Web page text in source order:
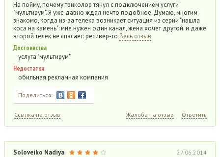
Не пойму, почему триколор тянул с подключением услуги
"мультирум". Я уже давно ждал нечто подобное. Думаю, многим
знакомо, когда из-за телека возникает ситуация из серии "нашла
коса на камень": мне нужен один канал, жена хочет другой. и даже
второй телек не спасает: ресивер-то Весь отзыв
Достоинства
услуга "мультирум"
Недостатки
обильная рекламная компания
Поделиться:
Ссылка на отзыв Жалоба на отзыв Ответить
Soloveiko Nadiya 27.06.2014